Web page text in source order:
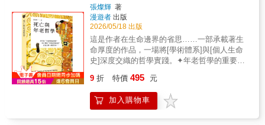
非常有趣，從墮胎、愛情、純素主義到女性主
義等等。毫無疑問，這是一本我會想送給心愛
之人的書。‧我是一位語文教師，此書成功幫助
我引導學生的思考方式，並提升學生的寫作技
巧。【本書特色】★以提問揭示選擇背後的倫
理原則和現實衝突。★鼓勵打破框架並善用邏
輯，找到適合自己的答案。★用生動的哲學家
過「講道理的藝術」，學習論述技巧與分辨愚
弄人心的謬論。
熱愛思考的人來說，則是一本充滿挑戰的知性
探索之書。
爾、海德格✦法國現象學最重要代表：沙特、
梅洛龐蒂、列維納斯、呂格爾✦結構主義者：
李維史陀✦後結構主義者：傅柯✦解構論者：德
里達✦後現代主義者：李歐塔✦政治思想家：鄂
蘭▌與大師的交會劉教授留學法國期間，曾在法
蘭西學院、巴黎索爾邦大學、巴黎高等師範學
院、法國社會科學高等研究學院，與其中六位
哲學家交會：・說話鏗鏘有力、熱切而投入的
體力行體現其哲學理想的列維納斯；・就鄂蘭
的核心學說而進行思想交鋒的李歐塔與呂格
爾；・親筆回信為青年學子論文提供意見的德
張燦輝 著
漫遊者 出版
2026/05/18 出版
這是作者在生命邊界的省思……一部承載著生
命厚度的作品，一場將[學術體系]與[個人生命
史]深度交織的哲學實踐。✦年老哲學的重要著
成，也填補了中文學術界在「年老哲學」範疇
長期以來的系統性缺失。✦東西方生死觀的辯
證整合由歷史維度開展，本書採取了問題導向
9 折 特價 495 元
加入購物車